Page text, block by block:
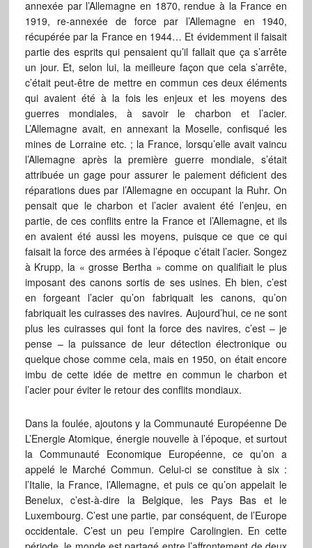
annexée par l’Allemagne en 1870, rendue à la France en
1919, re-annexée de force par l’Allemagne en 1940,
récupérée par la France en 1944… Et évidemment il faisait
partie des esprits qui pensaient qu’il fallait que ça s’arrête
un jour. Et, selon lui, la meilleure façon que cela s’arrête,
c’était peut-être de mettre en commun ces deux éléments
qui avaient été à la fois les enjeux et les moyens des
guerres mondiales, à savoir le charbon et l’acier.
L’Allemagne avait, en annexant la Moselle, confisqué les
mines de Lorraine etc. ; la France, lorsqu’elle avait vaincu
l’Allemagne après la première guerre mondiale, s’était
attribuée un gage pour assurer le paiement déficient des
réparations dues par l’Allemagne en occupant la Ruhr. On
pensait que le charbon et l’acier avaient été l’enjeu, en
partie, de ces conflits entre la France et l’Allemagne, et ils
en avaient été aussi les moyens, puisque ce que ce qui
faisait la force des armées à l’époque c’était l’acier. Songez
à Krupp, la « grosse Bertha » comme on qualifiait le plus
imposant des canons sortis de ses usines. Eh bien, c’est
en forgeant l’acier qu’on fabriquait les canons, qu’on
fabriquait les cuirasses des navires. Aujourd’hui, ce ne sont
plus les cuirasses qui font la force des navires, c’est – je
pense – la puissance de leur détection électronique ou
quelque chose comme cela, mais en 1950, on était encore
imbu de cette idée de mettre en commun le charbon et
l’acier pour éviter le retour des conflits mondiaux.
Dans la foulée, ajoutons y la Communauté Européenne De
L’Energie Atomique, énergie nouvelle à l’époque, et surtout
la Communauté Economique Européenne, ce qu’on a
appelé le Marché Commun. Celui-ci se constitue à six :
l’Italie, la France, l’Allemagne, et puis ce qu’on appelait le
Benelux, c’est-à-dire la Belgique, les Pays Bas et le
Luxembourg. C’est une partie, par conséquent, de l’Europe
occidentale. C’est un peu l’empire Carolingien. En cette